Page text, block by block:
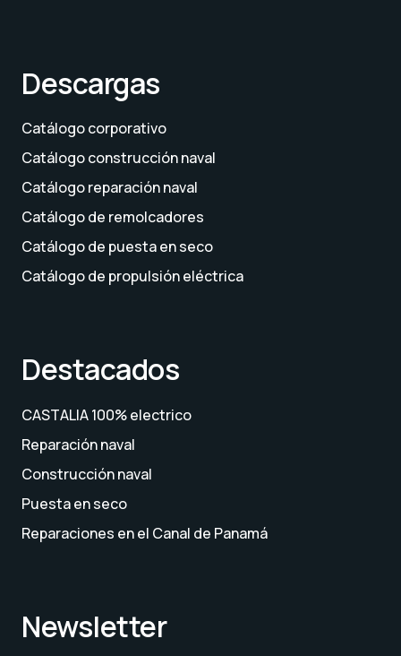
Descargas
Catálogo corporativo
Catálogo construcción naval
Catálogo reparación naval
Catálogo de remolcadores
Catálogo de puesta en seco
Catálogo de propulsión eléctrica
Destacados
CASTALIA 100% electrico
Reparación naval
Construcción naval
Puesta en seco
Reparaciones en el Canal de Panamá
Newsletter